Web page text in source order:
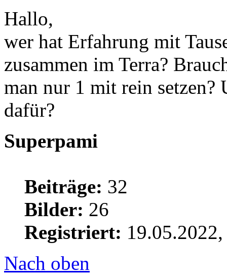
Hallo,
wer hat Erfahrung mit
zusammen im Terra?
man nur 1 mit rein setzen?
dafür?
Superpami
Beiträge: 32
Bilder: 26
Registriert:
Nach oben